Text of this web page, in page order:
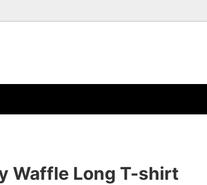
Waffle Long T-shirt